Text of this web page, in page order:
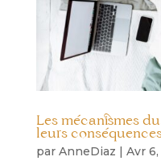
Les mécanismes
leurs
par AnneDiaz Avr